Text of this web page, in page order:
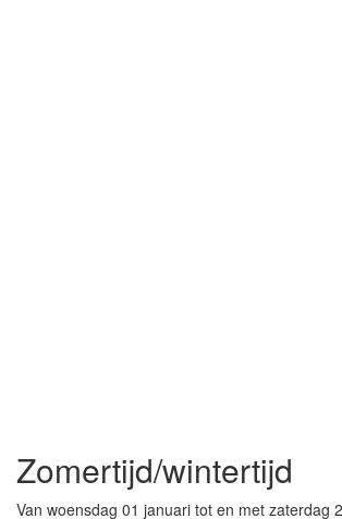
Zomertijd/wintertijd
Van woensdag 01 januari tot en met zaterdag